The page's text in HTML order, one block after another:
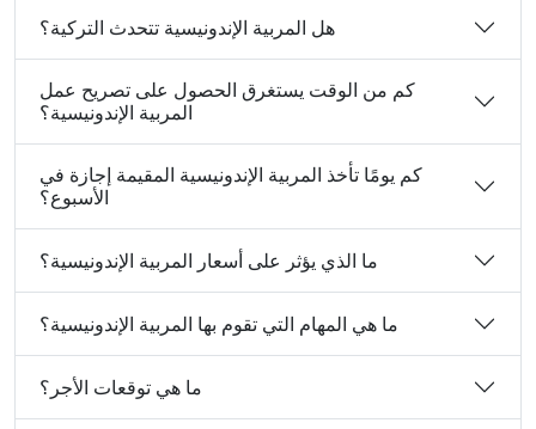
هل المربية الإندونيسية تتحدث التركية؟
كم من الوقت يستغرق الحصول على تصريح عمل
المربية الإندونيسية؟
كم يومًا تأخذ المربية الإندونيسية المقيمة إجازة في
الأسبوع؟
ما الذي يؤثر على أسعار المربية الإندونيسية؟
ما هي المهام التي تقوم بها المربية الإندونيسية؟
ما هي توقعات الأجر؟